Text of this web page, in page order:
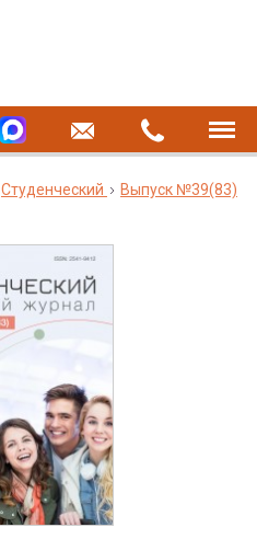
Студенческий
Выпуск №39(83)